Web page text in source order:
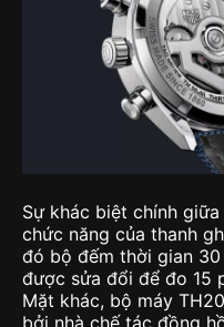
Sự khác biệt chính
chức năng của thanh
đó bộ đếm thời gian
được sửa đổi để đo 15
Mặt khác, bộ máy
bởi nhà chế tác đồng